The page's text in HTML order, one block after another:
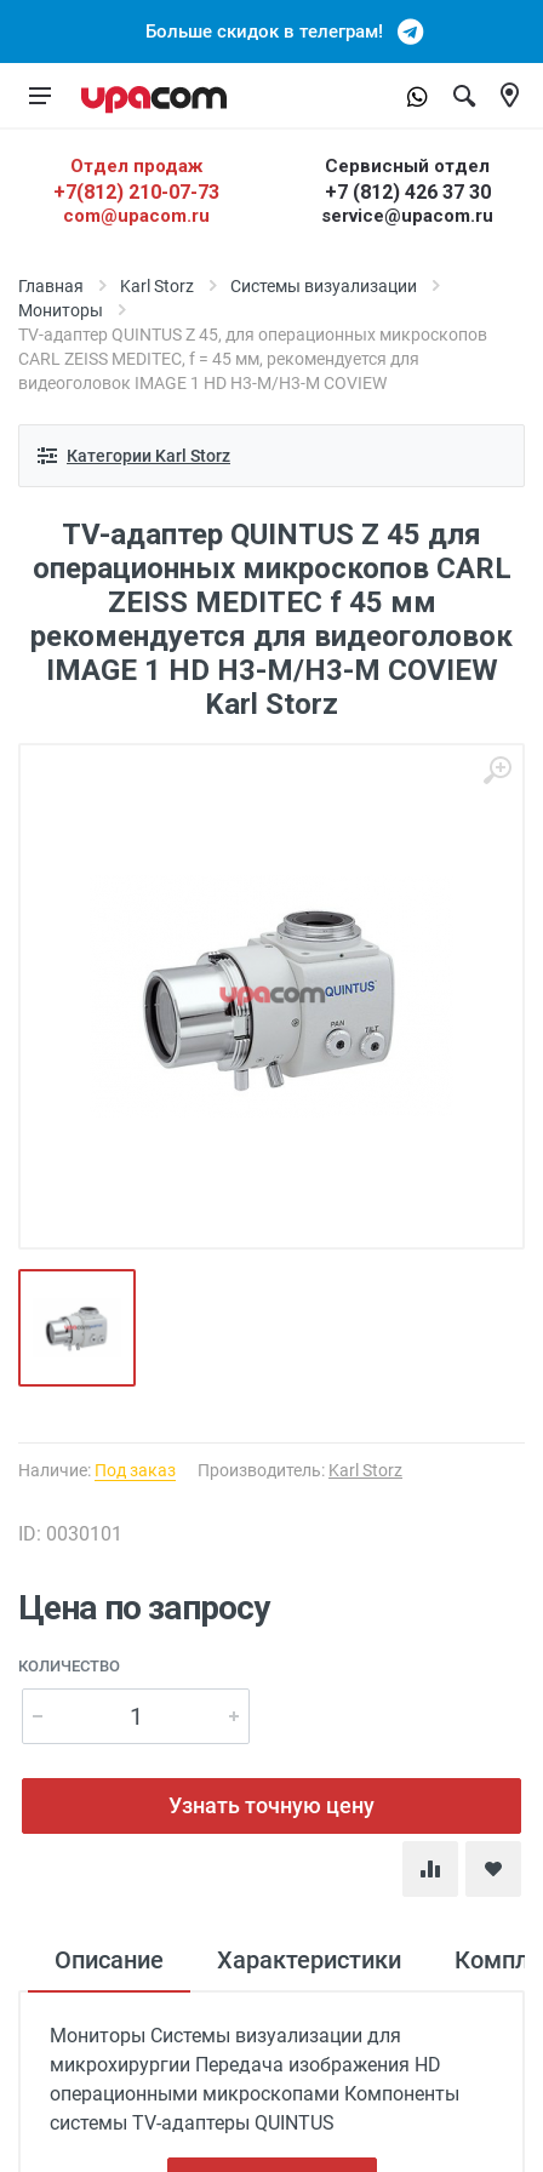
Больше скидок в телеграм!
Отдел продаж
+7(812) 210-07-73
com@upacom.ru
Сервисный отдел
+7 (812) 426 37 30
service@upacom.ru
Главная Karl Storz
Системы визуализации
Мониторы
TV-адаптер QUINTUS Z 45, для операционных микроскопов
CARL ZEISS MEDITEC, f = 45 мм, рекомендуется для
видеоголовок IMAGE 1 HD H3-M/H3-M COVIEW
Категории Karl Storz
TV-адаптер QUINTUS Z 45 для
операционных микроскопов CARL
ZEISS MEDITEC f 45 мм
рекомендуется для видеоголовок
IMAGE 1 HD H3-M/H3-M COVIEW
Karl Storz
Наличие: Под заказ Производитель: Karl Storz
ID: 0030101
Цена по запросу
КОЛИЧЕСТВО
Узнать точную цену
Описание Характеристики
Мониторы Системы визуализации для
микрохирургии Передача изображения HD
операционными микроскопами Компоненты
системы TV-адаптеры QUINTUS